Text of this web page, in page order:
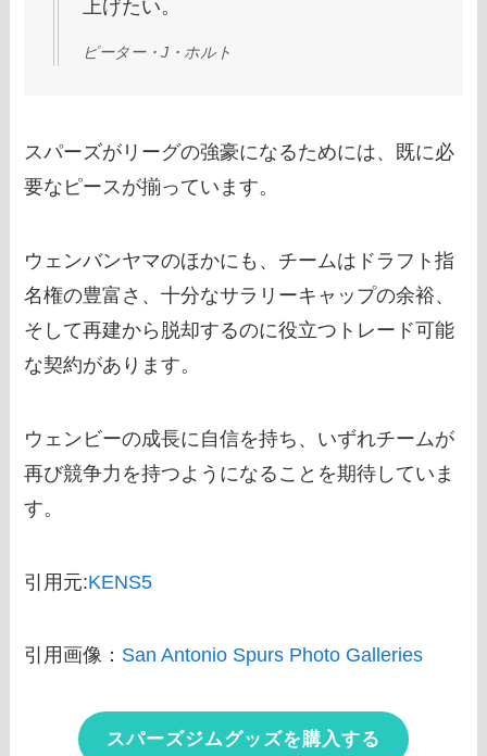
上げたい。
ピーター・J・ホルト
スパーズがリーグの強豪になるためには、既に必
要なピースが揃っています。
ウェンバンヤマのほかにも、チームはドラフト指
名権の豊富さ、十分なサラリーキャップの余裕、
そして再建から脱却するのに役立つトレード可能
な契約があります。
ウェンビーの成長に自信を持ち、いずれチームが
再び競争力を持つようになることを期待していま
す。
引用元:KENS5
引用画像： San Antonio Spurs Photo Galleries
スパーズジムグッズを購入する